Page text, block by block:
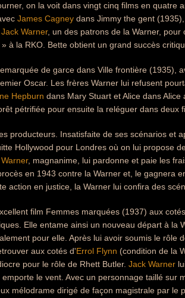
on la voit dans vingt cinq films en quatre
James Cagney dans Jimmy the gent
Jack Warner, un des patrons de la Warner,
à la RKO. Bette obtient un grand succès
de garce dans Ville frontière (1935),
Oscar. Les frères Warner lui refusent
Hepburn dans Mary Stuart et Alice dans
pétrifiée pour ensuite la reléguer dans deux
producteurs. Insatisfaite de ses scénarios et
Hollywood pour Londres où on lui propose
, magnanime, lui pardonne et paie les
en 1943 contre la Warner et, le gagnera
action en justice, la Warner lui confira des
film Femmes marquées (1937) aux
Elle entame ainsi un nouveau départ à la
pour elle. Après lui avoir soumis le rôle
aux cotés d'Errol Flynn (condition de la
pour le rôle de Rhett Butler. Jack Warner
le vent. Avec un personnage taillé sur
mélodrame dirigé de façon magistrale par le